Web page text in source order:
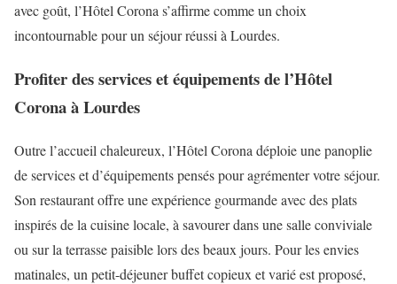
avec goût, l’Hôtel Corona s’affirme comme un choix
incontournable pour un séjour réussi à Lourdes.
Profiter des services et équipements de l’Hôtel
Corona à Lourdes
Outre l’accueil chaleureux, l’Hôtel Corona déploie une panoplie
de services et d’équipements pensés pour agrémenter votre séjour.
Son restaurant offre une expérience gourmande avec des plats
inspirés de la cuisine locale, à savourer dans une salle conviviale
ou sur la terrasse paisible lors des beaux jours. Pour les envies
matinales, un petit-déjeuner buffet copieux et varié est proposé,